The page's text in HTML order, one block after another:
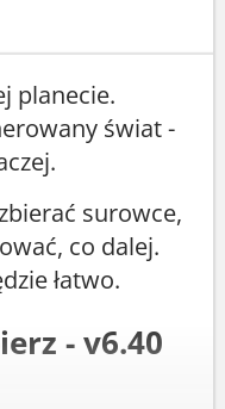
planecie.
świat -
surowce,
co dalej.
łatwo.
- v6.40